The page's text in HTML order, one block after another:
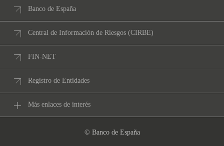
Banco de España
Central de Información de Riesgos (CIRBE)
FIN-NET
Registro de Entidades
Más enlaces de interés
© Banco de España